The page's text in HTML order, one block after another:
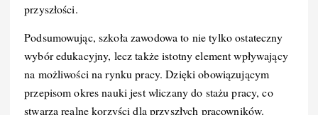
przyszłości.
Podsumowując, szkoła zawodowa to nie tylko ostateczny
wybór edukacyjny, lecz także istotny element wpływający
na możliwości na rynku pracy. Dzięki obowiązującym
przepisom okres nauki jest wliczany do stażu pracy, co
stwarza realne korzyści dla przyszłych pracowników.